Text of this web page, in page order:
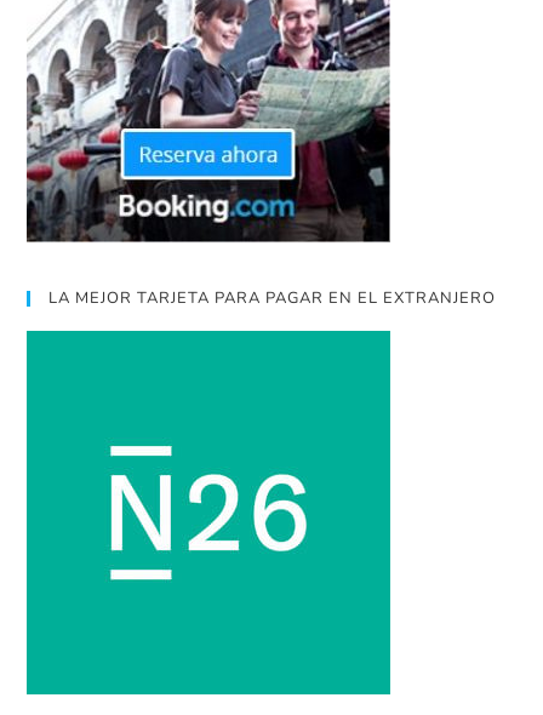
LA MEJOR TARJETA PARA PAGAR EN EL EXTRANJERO